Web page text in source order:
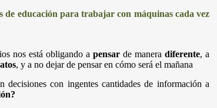
educación para trabajar con máquinas cada vez
nos está obligando apensar de maneradiferente, a
, y a no dejar de pensar en cómo será el mañana
con ingentes cantidades de información a